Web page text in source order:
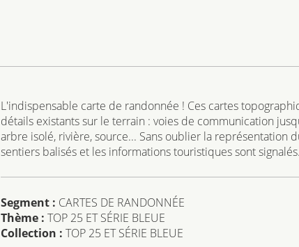
L'indispensable carte de randonnée ! Ces cartes
détails existants sur le terrain : voies de communication
arbre isolé, rivière, source... Sans oublier la représentation
sentiers balisés et les informations touristiques sont
Segment : CARTES DE RANDONNÉE
Thème : TOP 25 ET SÉRIE BLEUE
Collection : TOP 25 ET SÉRIE BLEUE